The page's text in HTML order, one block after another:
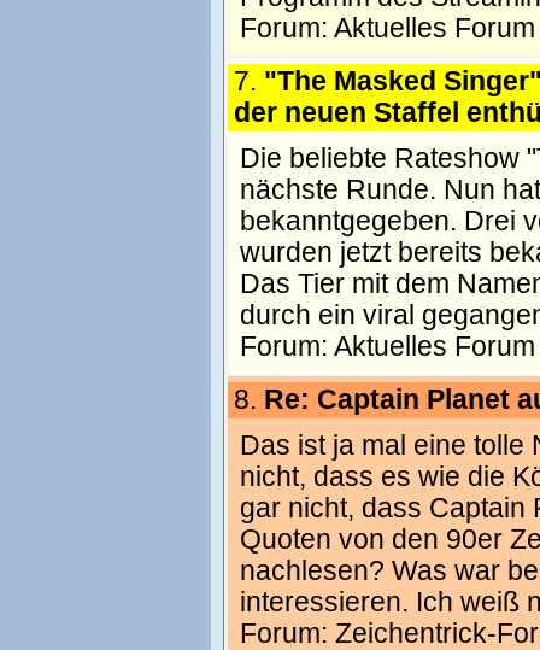
Forum: Aktuelles Forum
7. "The Masked
der neuen Staffel
Die beliebte Rateshow
nächste Runde. Nun
bekanntgegeben. Drei
wurden jetzt bereits
Das Tier mit dem
durch ein viral
Forum: Aktuelles Forum
8. Re: Captain Planet
Das ist ja mal eine tolle
nicht, dass es wie die
gar nicht, dass Captain
Quoten von den 90er
nachlesen? Was war
interessieren. Ich weiß
Forum: Zeichentrick-